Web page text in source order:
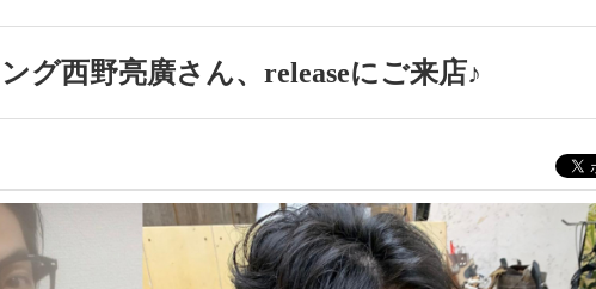
グ西野亮廣さん、releaseにご来店♪